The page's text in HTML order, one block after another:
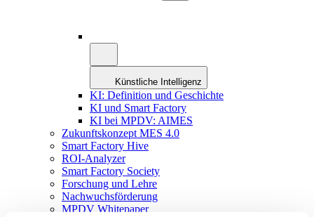
Künstliche Intelligenz
KI: Definition und Geschichte
KI und Smart Factory
KI bei MPDV: AIMES
Zukunftskonzept MES 4.0
Smart Factory Hive
ROI-Analyzer
Smart Factory Society
Forschung und Lehre
Nachwuchsförderung
MPDV Whitepaper